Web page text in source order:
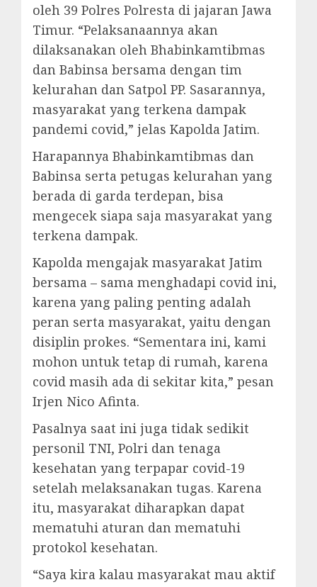
oleh 39 Polres Polresta di jajaran Jawa
Timur. “Pelaksanaannya akan
dilaksanakan oleh Bhabinkamtibmas
dan Babinsa bersama dengan tim
kelurahan dan Satpol PP. Sasarannya,
masyarakat yang terkena dampak
pandemi covid,” jelas Kapolda Jatim.
Harapannya Bhabinkamtibmas dan
Babinsa serta petugas kelurahan yang
berada di garda terdepan, bisa
mengecek siapa saja masyarakat yang
terkena dampak.
Kapolda mengajak masyarakat Jatim
bersama – sama menghadapi covid ini,
karena yang paling penting adalah
peran serta masyarakat, yaitu dengan
disiplin prokes. “Sementara ini, kami
mohon untuk tetap di rumah, karena
covid masih ada di sekitar kita,” pesan
Irjen Nico Afinta.
Pasalnya saat ini juga tidak sedikit
personil TNI, Polri dan tenaga
kesehatan yang terpapar covid-19
setelah melaksanakan tugas. Karena
itu, masyarakat diharapkan dapat
mematuhi aturan dan mematuhi
protokol kesehatan.
“Saya kira kalau masyarakat mau aktif